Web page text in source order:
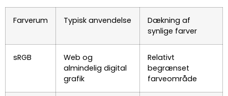
Farverum Typisk anvendelse
Dækning af
synlige farver
sRGB
Web og
almindelig digital
grafik
Relativt
begrænset
farveområde